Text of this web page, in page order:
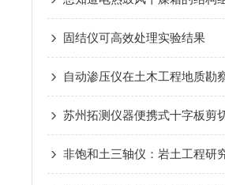
固结仪可高效处理实验结果